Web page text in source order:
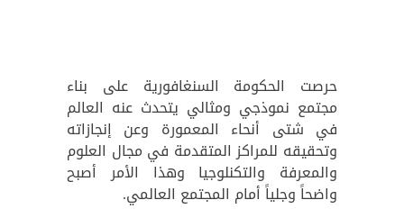
حرصت الحكومة السنغافورية على بناء
مجتمع نموذجي ومثالي يتحدث عنه العالم
في شتى أنحاء المعمورة وعن إنجازاته
وتحقيقه للمراكز المتقدمة في مجال العلوم
والمعرفة والتكنلوجيا وهذا الأمر أصبح
واضحاً وجلياً أمام المجتمع العالمي.